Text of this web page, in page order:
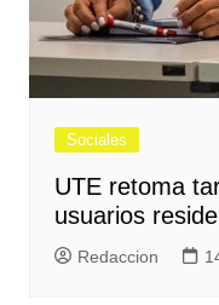
Sociales
UTE retoma
usuarios
Redaccion